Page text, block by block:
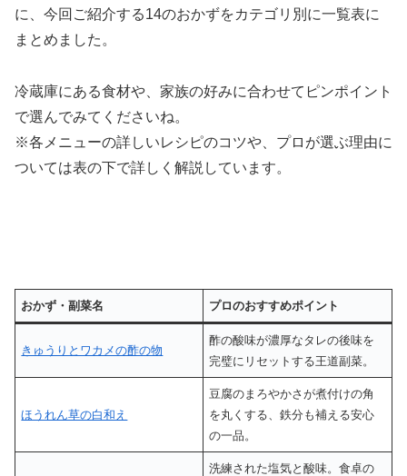
に、今回ご紹介する14のおかずをカテゴリ別に一覧表に
まとめました。
冷蔵庫にある食材や、家族の好みに合わせてピンポイント
で選んでみてくださいね。
※各メニューの詳しいレシピのコツや、プロが選ぶ理由に
ついては表の下で詳しく解説しています。
おかず・副菜名 プロのおすすめポイント
きゅうりとワカメの酢の物
酢の酸味が濃厚なタレの後味を
完璧にリセットする王道副菜。
ほうれん草の白和え
豆腐のまろやかさが煮付けの角
を丸くする、鉄分も補える安心
の一品。
洗練された塩気と酸味。食卓の